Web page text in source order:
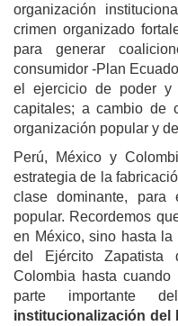
organización
crimen organizado
para generar
consumidor -Plan
el ejercicio de poder y
capitales; a cambio de
organización popular y
Perú, México y
estrategia de la
clase dominante, para
popular. Recordemos
en México, sino hasta
del Ejército Zapatista
Colombia hasta
parte importante
institucionalización del